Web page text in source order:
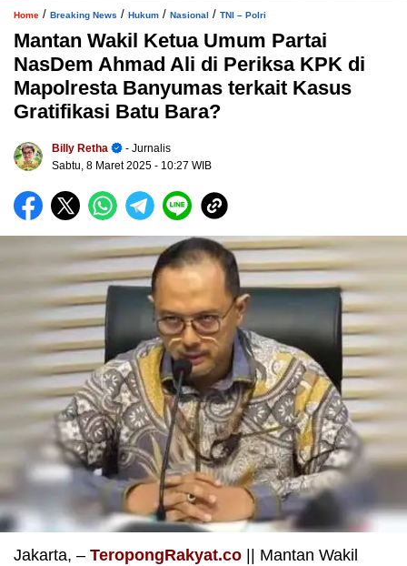
Home / Breaking News / Hukum / Nasional / TNI – Polri
Mantan Wakil Ketua Umum Partai
NasDem Ahmad Ali di Periksa KPK di
Mapolresta Banyumas terkait Kasus
Gratifikasi Batu Bara?
Billy Retha
- Jurnalis
Sabtu, 8 Maret 2025 - 10:27 WIB
Jakarta, – TeropongRakyat.co || Mantan Wakil